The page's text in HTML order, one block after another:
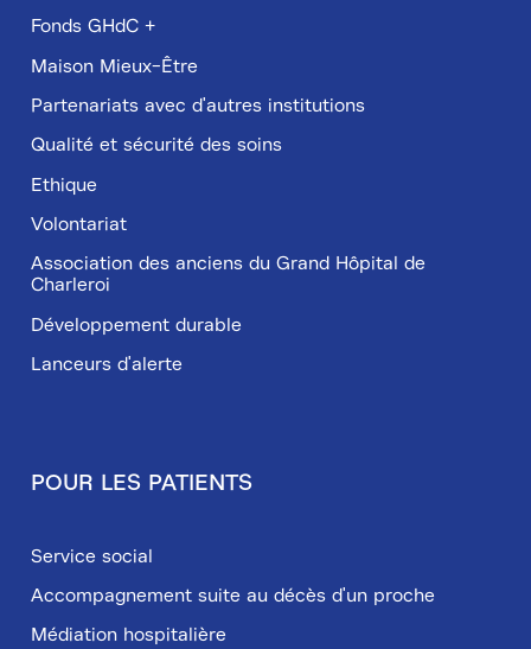
Fonds GHdC +
Maison Mieux-Être
Partenariats avec d'autres institutions
Qualité et sécurité des soins
Ethique
Volontariat
Association des anciens du Grand Hôpital de
Charleroi
Développement durable
Lanceurs d'alerte
POUR LES PATIENTS
Service social
Accompagnement suite au décès d'un proche
Médiation hospitalière